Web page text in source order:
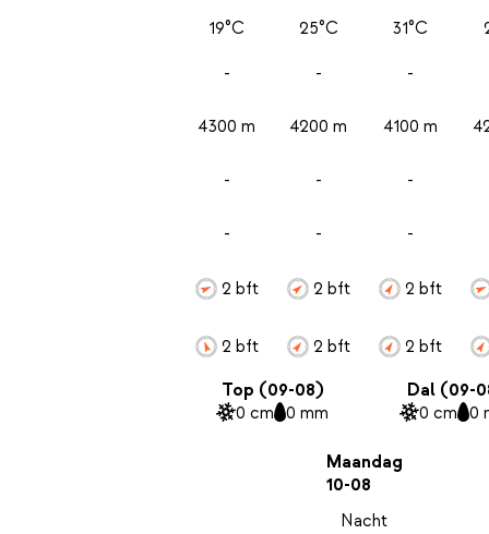
19°C
-
4300 m
-
-
2 bft
2 bft
25°C
-
4200 m
-
-
2 bft
2 bft
31°C
-
4100 m
-
-
2 bft
2 bft
Top (09-08)
0 cm 0 mm
Dal (09-
0 cm 0
Maandag
10-08
Nacht